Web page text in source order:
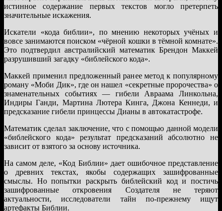
истинное содержание первых текстов могло претерпеть
значительные искажения.
Искатели «кода библии», по мнению некоторых учёных и
вовсе занимаются поиском «чёрной кошки в тёмной комнате».
Это подтвердил австралийский математик Брендон Маккей
разрушивший загадку «библейского кода».
Маккей применил предложенный ранее метод к популярному
роману «Моби Дик», где он нашел «секретные пророчества» о
знаменательных событиях — гибели Авраама Линкольна,
Индиры Ганди, Мартина Лютера Кинга, Джона Кеннеди, и
предсказание гибели принцессы Дианы в автокатастрофе.
Математик сделал заключение, что с помощью данной модели
«библейского кода» результат предсказаний абсолютно не
зависит от взятого за основу источника.
На самом деле, «Код Библии» дает ошибочное представление
о древних текстах, якобы содержащих зашифрованные
смыслы. Но попытки раскрыть библейский код и постичь
зашифрованные откровения Создателя не теряют
актуальности, исследователи тайн по-прежнему ищут
артефакты Библии.